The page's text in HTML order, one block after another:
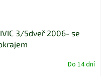
3/5dveř 2006- se
Do 14 dní